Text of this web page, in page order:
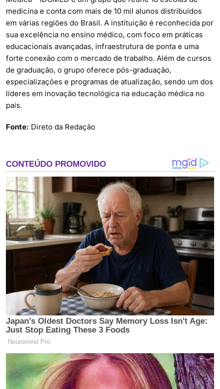
medicina e conta com mais de 10 mil alunos distribuídos
em várias regiões do Brasil. A instituição é reconhecida por
sua excelência no ensino médico, com foco em práticas
educacionais avançadas, infraestrutura de ponta e uma
forte conexão com o mercado de trabalho. Além de cursos
de graduação, o grupo oferece pós-graduação,
especializações e programas de atualização, sendo um dos
líderes em inovação tecnológica na educação médica no
país.
Fonte: Direto da Redação